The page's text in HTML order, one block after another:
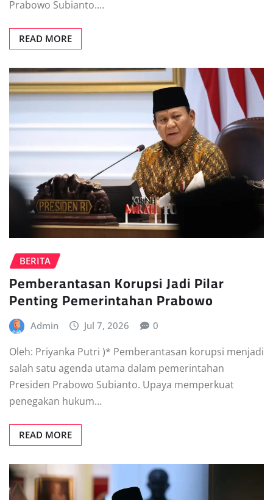
Prabowo Subianto.…
READ MORE
BERITA
Pemberantasan Korupsi Jadi Pilar
Penting Pemerintahan Prabowo
Admin Jul 7, 2026 0
Oleh: Priyanka Putri )* Pemberantasan korupsi menjadi
salah satu agenda utama dalam pemerintahan
Presiden Prabowo Subianto. Upaya memperkuat
penegakan hukum…
READ MORE